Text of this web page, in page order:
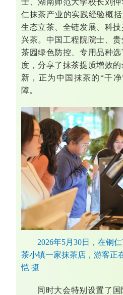
仁抹茶产业的实践经验概
生态立茶、全链发展、科
兴茶。中国工程院院士、
茶园绿色防控、专用品种
度，分享了抹茶提质增效
新，正为中国抹茶的“干
障。
2026年5月30日，在铜
茶小镇一家抹茶店，游客正
恺 摄
同时大会特别设置了